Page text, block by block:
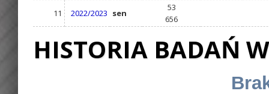
11 2022/2023 sen
53
656
HISTORIA BADAŃ